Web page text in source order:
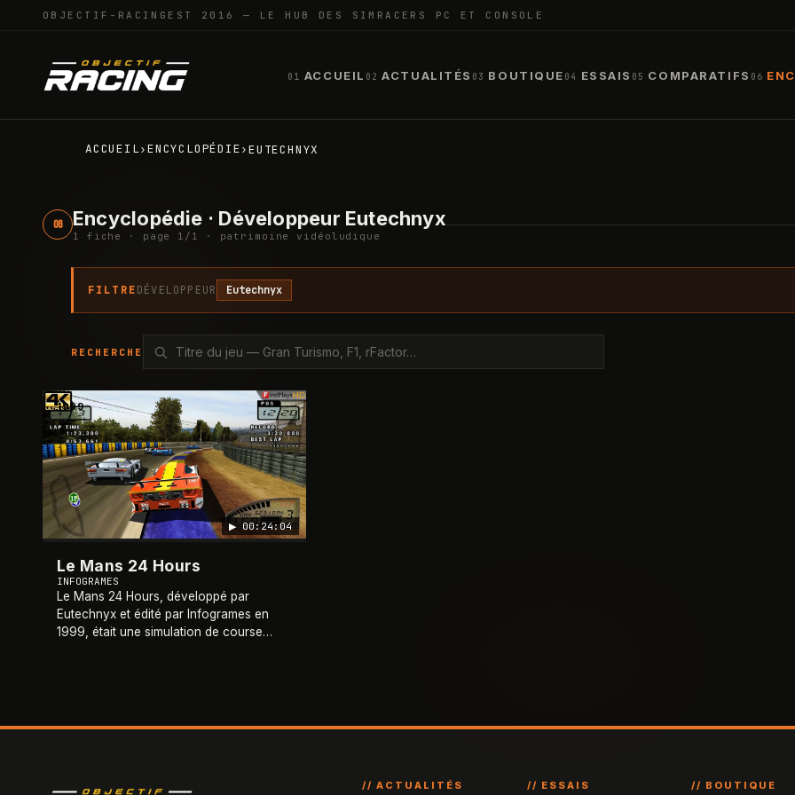
OBJECTIF-RACING EST 2016 — LE HUB DES SIMRACERS PC ET CONSOLE
01 ACCUEIL 02 ACTUALITÉS 03 BOUTIQUE 04 ESSAIS 05 COMPARATIFS 06
ACCUEIL›ENCYCLOPÉDIE›EUTECHNYX
06 Encyclopédie · Développeur Eutechnyx
1 fiche · page 1 / 1 · patrimoine vidéoludique
FILTREDÉVELOPPEUR Eutechnyx
RECHERCHE
1999
▶ 00:24:04
Le Mans 24 Hours
INFOGRAMES
Le Mans 24 Hours, développé par
Eutechnyx et édité par Infogrames en
1999, était une simulation de course
// ACTUALITÉS // ESSAIS // BOUTIQUE